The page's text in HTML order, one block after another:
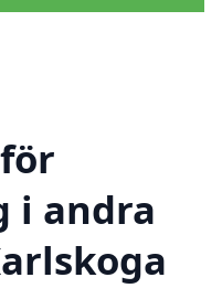
i andra